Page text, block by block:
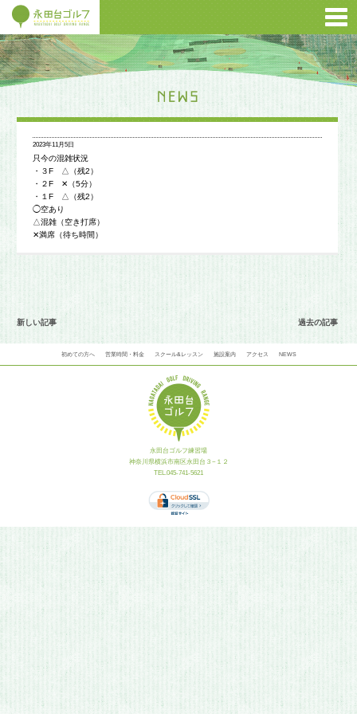
2023年11月5日
只今の混雑状況
・３F △（残2）
・２F ✕（5分）
・１F △（残2）
◯空あり
△混雑（空き打席）
✕満席（待ち時間）
新しい記事 過去の記事
初めての方へ 営業時間・料金 スクール&レッスン 施設案内 アクセス NEWS
永田台ゴルフ練習場
神奈川県横浜市南区永田台３−１２
TEL.045-741-5621